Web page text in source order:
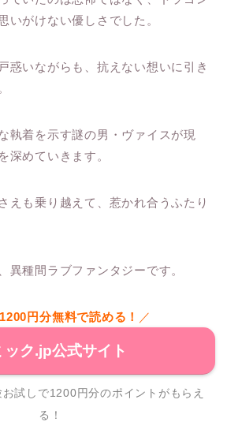
いがけない優しさでした。
惑いながらも、抗えない想いに引き
執着を示す謎の男・ヴァイスが現
深めていきます。
えも乗り越えて、惹かれ合うふたり
異種間ラブファンタジーです。
円分無料で読める！ ／
ック.jp公式サイト
試しで1200円分のポイントがもらえ
る！